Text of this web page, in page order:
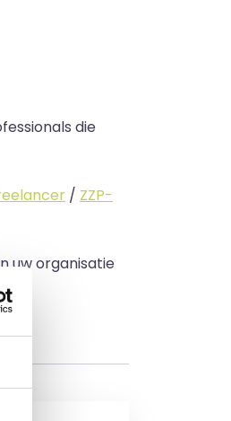
die
/ ZZP-
uw organisatie